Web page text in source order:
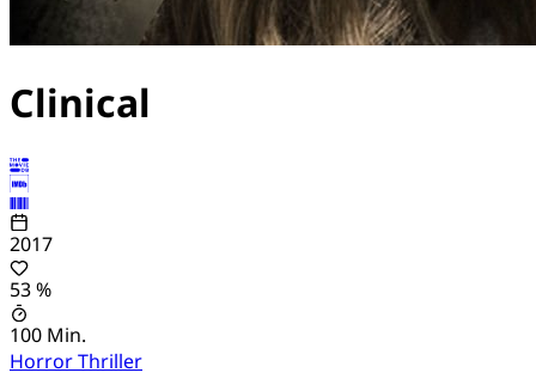
Clinical
2017
53 %
100 Min.
HorrorThriller